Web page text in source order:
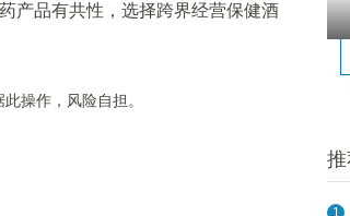
品有共性，选择跨界经营保健酒
操作，风险自担。
1